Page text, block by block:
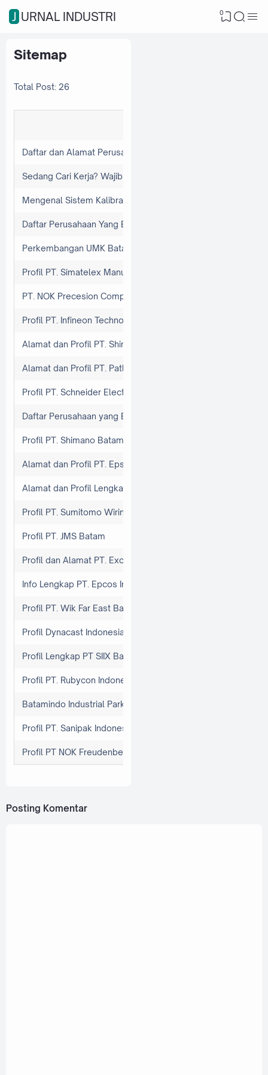
JURNAL INDUSTRI 0
Sitemap
Total Post: 26
Daftar dan Alamat Perusahaan Yang Berada Di kawasan
Sedang Cari Kerja? Wajib Tahu Cara Kerja ATS Biar CV Kamu
Mengenal Sistem Kalibrasi Alat Ukur Dunia Industri
Daftar Perusahaan Yang Berada di Kawasan Industri Cammo
Perkembangan UMK Batam dari Tahun ke Tahun [Update
Profil PT. Simatelex Manufactory Batam
PT. NOK Precesion Component Batam
Profil PT. Infineon Technologies Batam
Alamat dan Profil PT. Shimano Panbil
Alamat dan Profil PT. Patlite Indonesia
Profil PT. Schneider Electric Batam
Daftar Perusahaan yang Berada di Kawasan Industri Panbil
Profil PT. Shimano Batam
Alamat dan Profil PT. Epson Batam
Alamat dan Profil Lengkap PT. Philips Industries Batam
Profil PT. Sumitomo Wiring System Batam
Profil PT. JMS Batam
Profil dan Alamat PT. Excelitas Technologies Batam
Info Lengkap PT. Epcos Indonesia (TDK)
Profil PT. Wik Far East Batam
Profil Dynacast Indonesia, PT
Profil Lengkap PT SIIX Batam
Profil PT. Rubycon Indonesia
Batamindo Industrial Park, Kawasan Industri Pertama dan
Profil PT. Sanipak Indonesia
Profil PT NOK Freudenberg Batam: Teknologi Seal
Posting Komentar